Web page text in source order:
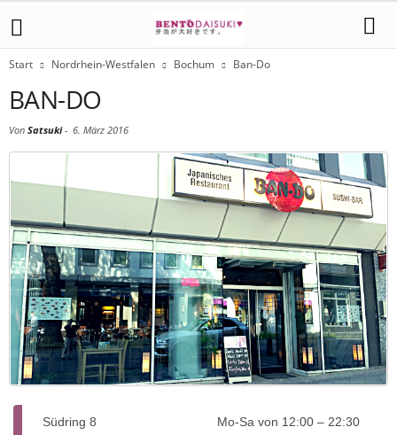
Start Nordrhein-Westfalen Bochum Ban-Do
BAN-DO
Von Satsuki- 6. März 2016
Südring 8
Mo-Sa von 12:00 – 22:30